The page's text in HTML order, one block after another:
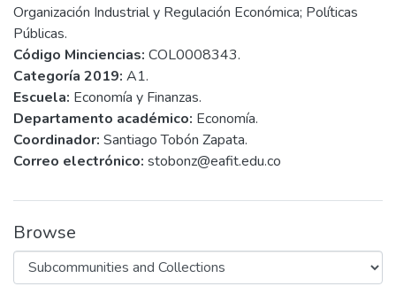
Organización Industrial y Regulación Económica; Políticas
Públicas.
Código Minciencias: COL0008343.
Categoría 2019: A1.
Escuela: Economía y Finanzas.
Departamento académico: Economía.
Coordinador: Santiago Tobón Zapata.
Correo electrónico: stobonz@eafit.edu.co
Browse